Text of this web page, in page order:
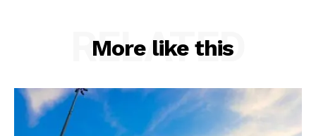
More like this
RELATED